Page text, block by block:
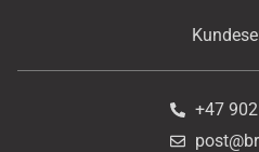
+47